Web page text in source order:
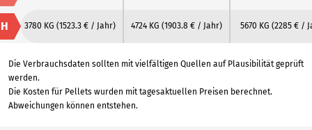
H 3780 KG (1523.3 € / Jahr) 4724 KG (1903.8 € / Jahr) 5670 KG (2285 € /
Die Verbrauchsdaten sollten mit vielfältigen Quellen auf Plausibilität geprüft
werden.
Die Kosten für Pellets wurden mit tagesaktuellen Preisen berechnet.
Abweichungen können entstehen.